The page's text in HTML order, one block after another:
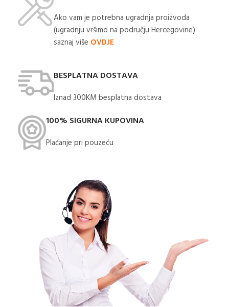
Ako vam je potrebna ugradnja proizvoda
(ugradnju vršimo na području Hercegovine)
saznaj više OVDJE
BESPLATNA DOSTAVA
Iznad 300KM besplatna dostava​
100% SIGURNA KUPOVINA
Plaćanje pri pouzeću